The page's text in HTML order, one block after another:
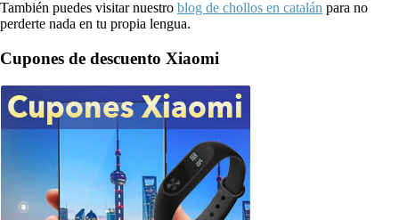
También puedes visitar nuestro blog de chollos en catalán para no
perderte nada en tu propia lengua.
Cupones de descuento Xiaomi